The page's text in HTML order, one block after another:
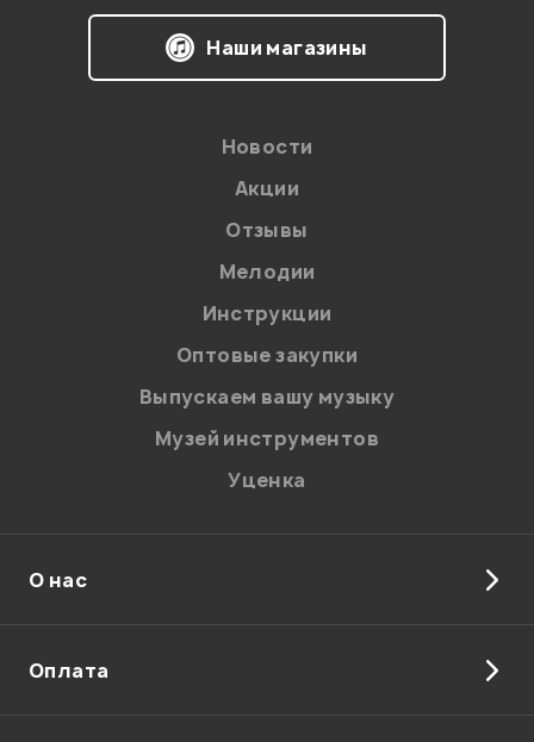
на обработку персональных данных в
Политикой в отношении обработки
персональных данных.
Введите проверочное число:
Отправить
Наши магазины
Новости
Акции
Отзывы
Мелодии
Инструкции
Оптовые закупки
Выпускаем вашу музыку
Музей инструментов
Уценка
О нас
Оплата